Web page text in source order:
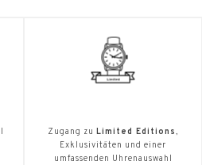
Zugang zu Limited Editions,
Exklusivitäten und einer
umfassenden Uhrenauswahl